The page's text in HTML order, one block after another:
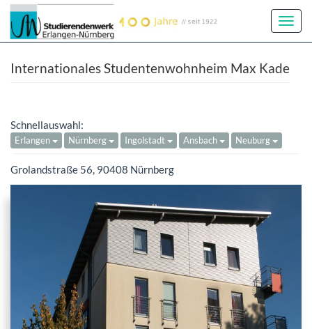
Internationales Studentenwohnheim Max Kade
Schnellauswahl:
Erlangen Nürnberg Ingolstadt Ansbach Neuburg
Grolandstraße 56, 90408 Nürnberg